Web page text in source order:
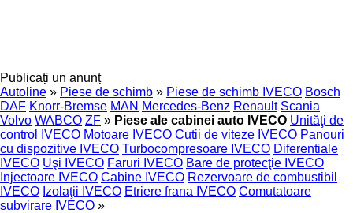
Publicați un anunț
Autoline » Piese de schimb » Piese de schimb IVECO Bosch
DAF Knorr-Bremse MAN Mercedes-Benz Renault Scania
Volvo WABCO ZF » Piese ale cabinei auto IVECO Unităţi de
control IVECO Motoare IVECO Cutii de viteze IVECO Panouri
cu dispozitive IVECO Turbocompresoare IVECO Diferentiale
IVECO Uşi IVECO Faruri IVECO Bare de protecţie IVECO
Injectoare IVECO Cabine IVECO Rezervoare de combustibil
IVECO Izolaţii IVECO Etriere frana IVECO Comutatoare
subvirare IVECO »